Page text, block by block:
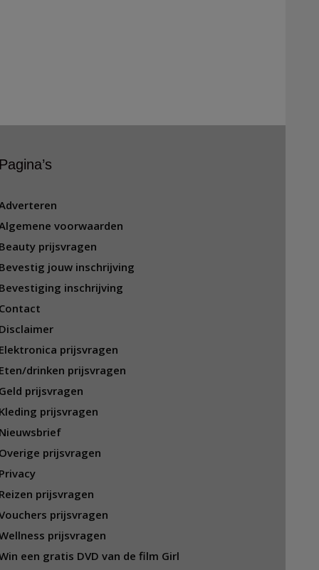
voorwaarden
prijsvragen
jouw inschrijving
inschrijving
prijsvragen
drinken prijsvragen
prijsvragen
prijsvragen
prijsvragen
prijsvragen
prijsvragen
prijsvragen
een gratis DVD van de film Girl